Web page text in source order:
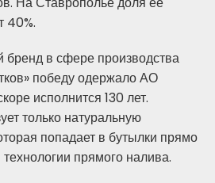
40%.
в сфере производства
победу одержало АО
исполнится 130 лет.
только натуральную
попадает в бутылки прямо
прямого налива.